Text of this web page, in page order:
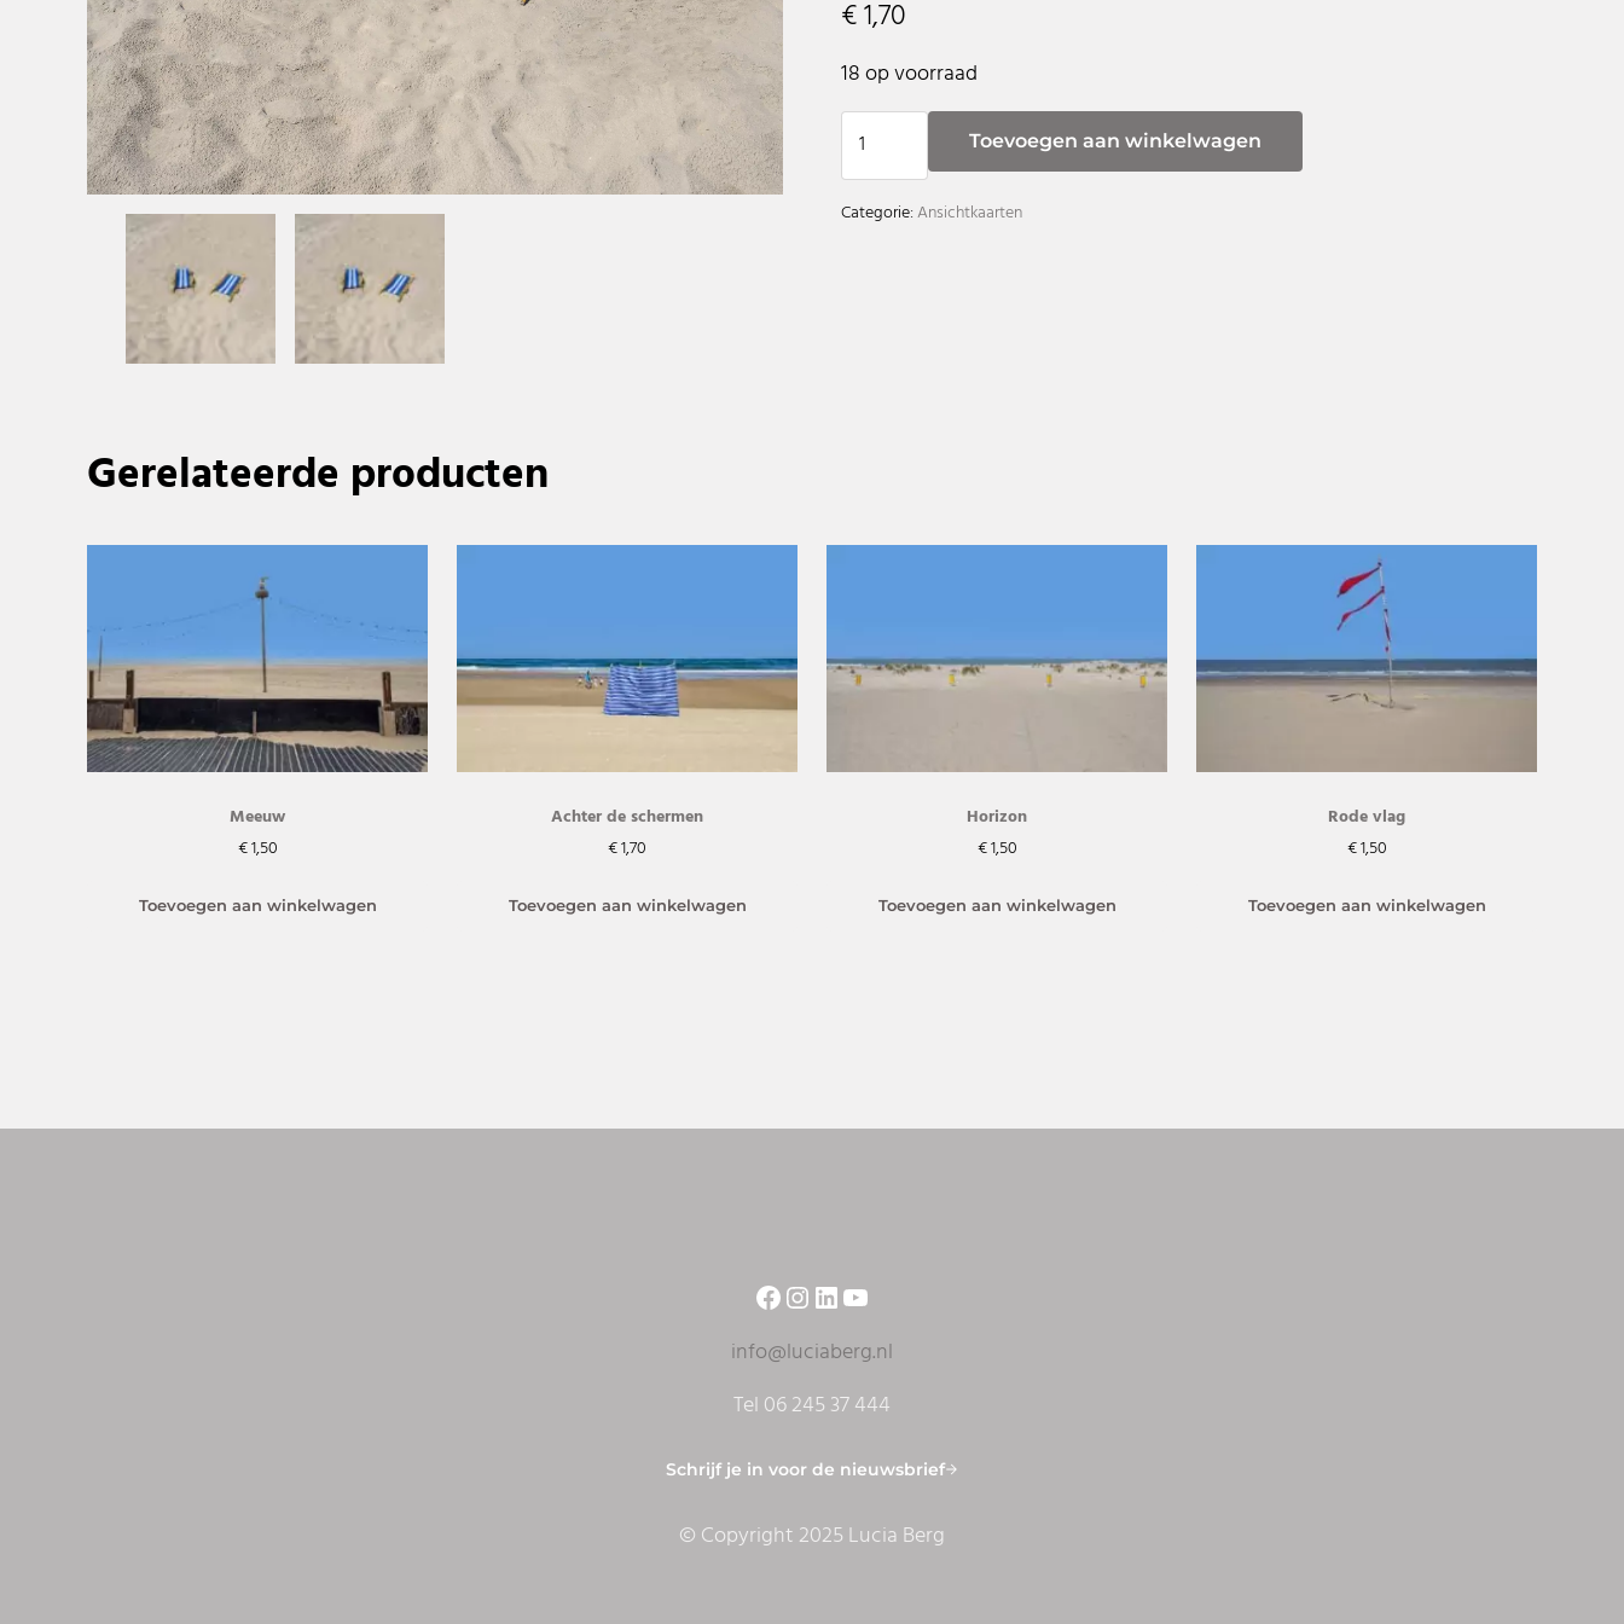
€1,70
18 op voorraad
Twee vouwstoelen aantalToevoegen aan winkelwagen
Categorie:Ansichtkaarten
Gerelateerde producten
Meeuw
€1,50
Toevoegen aan winkelwagen
Achter de schermen
€1,70
Toevoegen aan winkelwagen
Horizon
€1,50
Toevoegen aan winkelwagen
Rode vlag
€1,50
Toevoegen aan winkelwagen
Facebook
Instagram
LinkedIn
YouTube
info@luciaberg.nl
Tel 06 245 37 444
Schrijf je in voor de nieuwsbrief
© Copyright 2025 Lucia Berg